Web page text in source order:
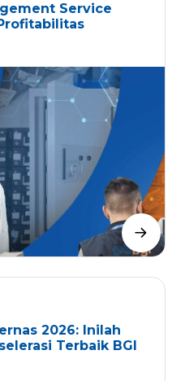
Service
2026: Inilah
Terbaik BGI